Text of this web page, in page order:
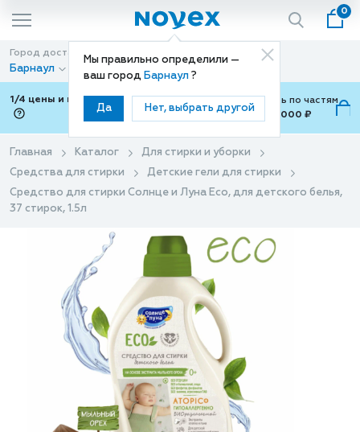
Мы правильно определили —
ваш город Барнаул ?
Да Нет, выбрать другой
0
Город доставки
Барнаул
Способ доставки
Доставка
1/4 цены и покупки ваши с Подели
Можно оплатить по частям
от 700 ₽ до 15,000 ₽
Главная Каталог
Для стирки и уборки
Средства для стирки
Детские гели для стирки
Средство для стирки Солнце и Луна Eco, для детского белья,
37 стирок, 1.5л